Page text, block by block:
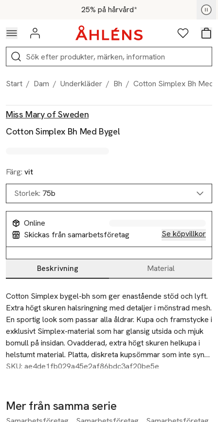
Hoppa till navigationsmenyn25% på hårvård*
För medlemmar - Shoppa nu
Logga in Favoriter
Sök
Start / Dam / Underkläder / Bh / Cotton Simplex Bh Med
Miss Mary of Sweden
Cotton Simplex Bh Med Bygel
Färg: vit
Storlek: 75b
Online
Skickas från samarbetsföretag
Se köpvillkor
Beskrivning Material
Beskrivning
Cotton Simplex bygel-bh som ger enastående stöd och lyft.
Extra högt skuren halsringning med detaljer i mönstrad mesh.
En sportig look som passar alla åldrar. Kupa och framstycke i
exklusivt Simplex-material som har glansig utsida och mjuk
bomull på insidan. Ovadderad, extra högt skuren helkupa i
helstumt material. Platta, diskreta kupsömmar som inte syns
under kläder. Extra brett resår i nederkant. Reglerbara,
SKU: ae4de1fb029a45e2af86bdc3af20be5e
Mer från samma serie